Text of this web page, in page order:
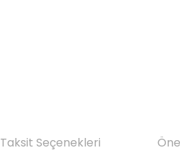
Taksit Seçenekleri